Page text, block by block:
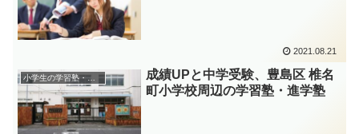
2021.08.21
小学生の学習塾・進学塾
成績UPと中学受験、豊島区 椎名
町小学校周辺の学習塾・進学塾